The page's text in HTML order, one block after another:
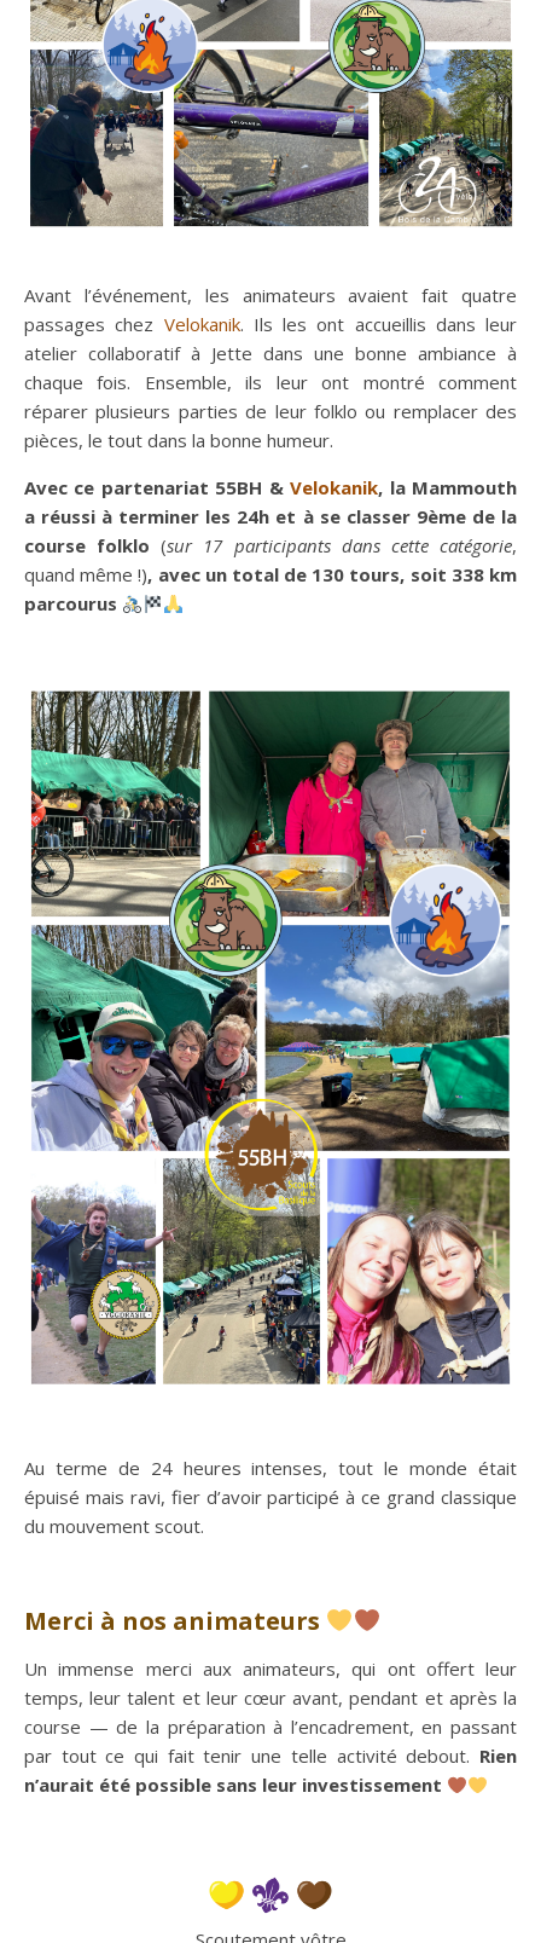
Avant l’événement, les animateurs avaient fait quatre
passages chez Velokanik. Ils les ont accueillis dans leur
atelier collaboratif à Jette dans une bonne ambiance à
chaque fois. Ensemble, ils leur ont montré comment
réparer plusieurs parties de leur folklo ou remplacer des
pièces, le tout dans la bonne humeur.
Avec ce partenariat 55BH &Velokanik, la Mammouth
a réussi à terminer les 24h et à se classer 9ème de la
course folklo(sur 17 participants dans cette catégorie,
quand même !), avec un total de 130 tours, soit 338 km
parcourus
Au terme de 24 heures intenses, tout le monde était
épuisé mais ravi, fier d’avoir participé à ce grand classique
du mouvement scout.
Merci à nos animateurs
Un immense merci aux animateurs, qui ont offert leur
temps, leur talent et leur cœur avant, pendant et après la
course — de la préparation à l’encadrement, en passant
par tout ce qui fait tenir une telle activité debout. Rien
n’aurait été possible sans leur investissement